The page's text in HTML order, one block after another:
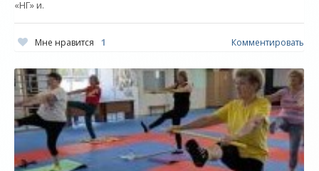
«НГ» и.
Мне нравится 1 Комментировать